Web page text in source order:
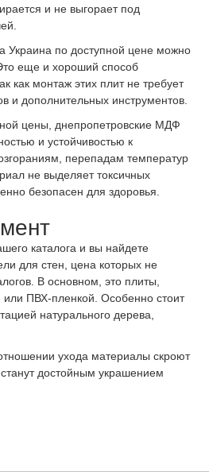
и не выгорает под
Украина по доступной цене можно
еще и хороший способ
как монтаж этих плит не требует
и дополнительных инструментов.
цены, днепропетровские МДФ
и устойчивостью к
перепадам температур
не выделяет токсичных
безопасен для здоровья.
каталога и вы найдете
для стен, цена которых не
В основном, это плиты,
ПВХ-пленкой. Особенно стоит
натурального дерева,
ухода материалы скроют
достойным украшением